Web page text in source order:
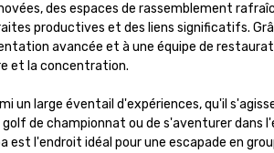
des espaces de rassemblement
productives et des liens significatifs.
avancée et à une équipe de
et la concentration.
un large éventail d'expériences, qu'il
de championnat ou de s'aventurer dans
est l'endroit idéal pour une escapade en